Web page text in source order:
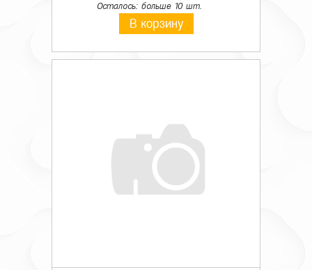
Осталось: больше 10 шт.
В корзину